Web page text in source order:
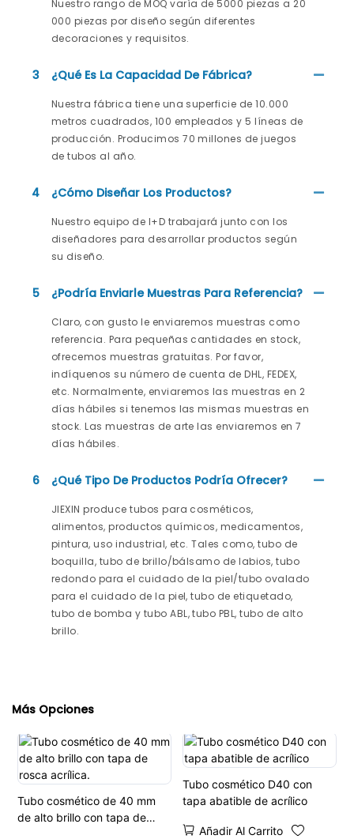
Nuestro rango de MOQ varía de 5000 piezas a 20
000 piezas por diseño según diferentes
decoraciones y requisitos.
3 ¿Qué Es La Capacidad De Fábrica?
Nuestra fábrica tiene una superficie de 10.000
metros cuadrados, 100 empleados y 5 líneas de
producción. Producimos 70 millones de juegos
de tubos al año.
4 ¿Cómo Diseñar Los Productos?
Nuestro equipo de I+D trabajará junto con los
diseñadores para desarrollar productos según
su diseño.
5 ¿Podría Enviarle Muestras Para Referencia?
Claro, con gusto le enviaremos muestras como
referencia. Para pequeñas cantidades en stock,
ofrecemos muestras gratuitas. Por favor,
indíquenos su número de cuenta de DHL, FEDEX,
etc. Normalmente, enviaremos las muestras en 2
días hábiles si tenemos las mismas muestras en
stock. Las muestras de arte las enviaremos en 7
días hábiles.
6 ¿Qué Tipo De Productos Podría Ofrecer?
JIEXIN produce tubos para cosméticos,
alimentos, productos químicos, medicamentos,
pintura, uso industrial, etc. Tales como, tubo de
boquilla, tubo de brillo/bálsamo de labios, tubo
redondo para el cuidado de la piel/tubo ovalado
para el cuidado de la piel, tubo de etiquetado,
tubo de bomba y tubo ABL, tubo PBL, tubo de alto
brillo.
Más Opciones
Tubo cosmético de 40 mm
de alto brillo con tapa de
Tubo cosmético D40 con
tapa abatible de acrílico
Añadir Al Carrito